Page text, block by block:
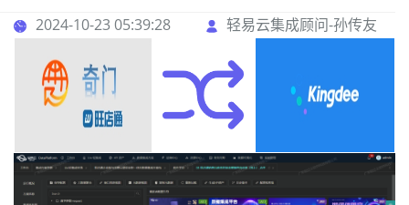
2024-10-23 05:39:28 轻易云集成顾问-孙传友